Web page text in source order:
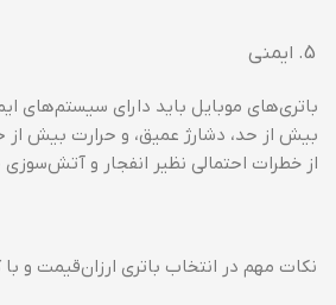
ایمنی
باتری‌های موبایل باید دارای سیستم‌های
بیش از حد، دشارژ عمیق، و حرارت بیش
از خطرات احتمالی نظیر انفجار و آتش‌سوزی
نکات مهم در انتخاب باتری ارزان‌قیمت و